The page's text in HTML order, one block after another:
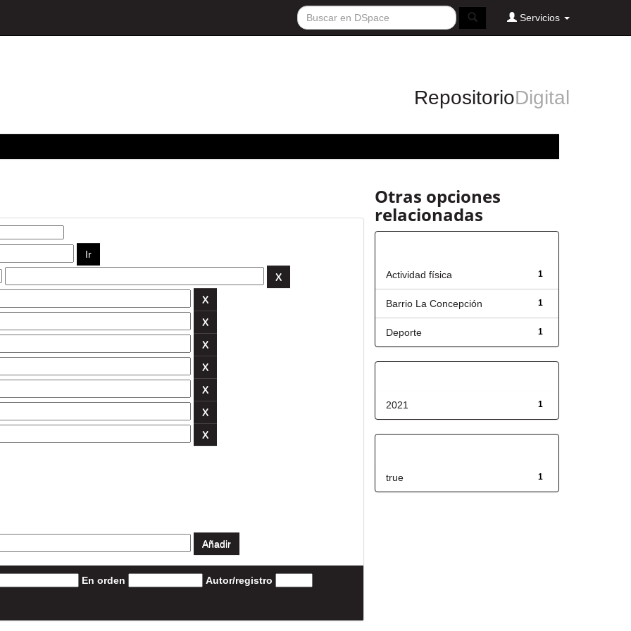
Servicios
RepositorioDigital
En orden Autor/registro
Otras opciones
relacionadas
1
Actividad física
1
Barrio La Concepción
1
Deporte
1
2021
1
true